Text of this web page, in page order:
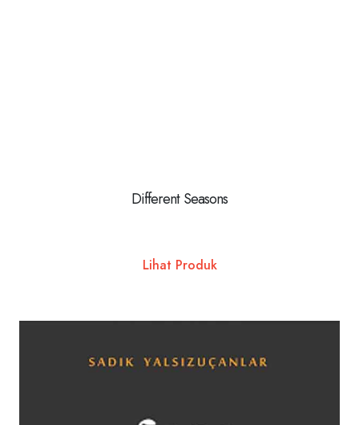
Different Seasons
Lihat Produk